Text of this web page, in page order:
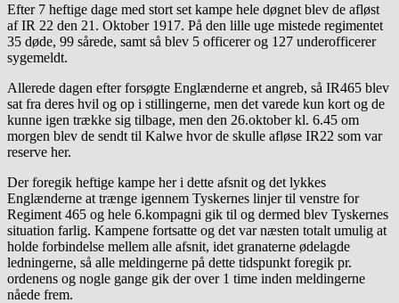
Efter 7 heftige dage med stort set kampe hele døgnet blev de afløst
af IR 22 den 21. Oktober 1917. På den lille uge mistede regimentet
35 døde, 99 sårede, samt så blev 5 officerer og 127 underofficerer
sygemeldt.
Allerede dagen efter forsøgte Englænderne et angreb, så IR465 blev
sat fra deres hvil og op i stillingerne, men det varede kun kort og de
kunne igen trække sig tilbage, men den 26.oktober kl. 6.45 om
morgen blev de sendt til Kalwe hvor de skulle afløse IR22 som var
reserve her.
Der foregik heftige kampe her i dette afsnit og det lykkes
Englænderne at trænge igennem Tyskernes linjer til venstre for
Regiment 465 og hele 6.kompagni gik til og dermed blev Tyskernes
situation farlig. Kampene fortsatte og det var næsten totalt umulig at
holde forbindelse mellem alle afsnit, idet granaterne ødelagde
ledningerne, så alle meldingerne på dette tidspunkt foregik pr.
ordenens og nogle gange gik der over 1 time inden meldingerne
nåede frem.